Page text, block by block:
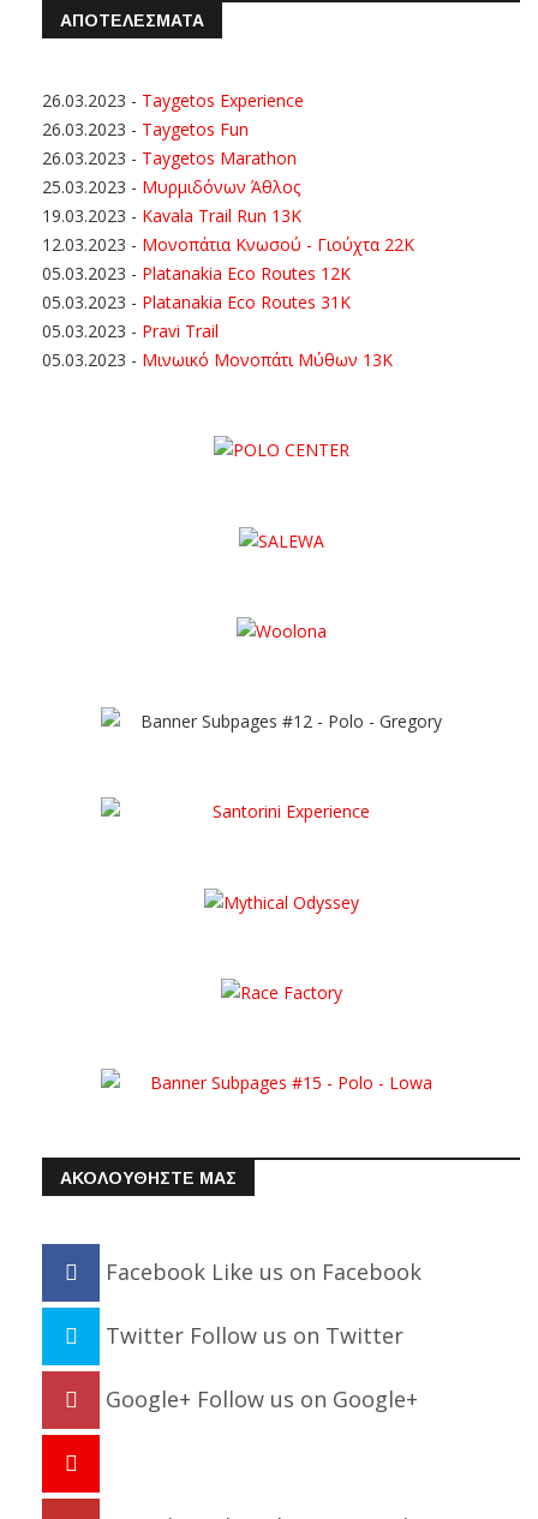
ΑΠΟΤΕΛΕΣΜΑΤΑ
26.03.2023 - Taygetos Experience
26.03.2023 - Taygetos Fun
26.03.2023 - Taygetos Marathon
25.03.2023 - Μυρμιδόνων Άθλος
19.03.2023 - Kavala Trail Run 13K
12.03.2023 - Μονοπάτια Κνωσού - Γιούχτα 22Κ
05.03.2023 - Platanakia Eco Routes 12K
05.03.2023 - Platanakia Eco Routes 31K
05.03.2023 - Pravi Trail
05.03.2023 - Μινωικό Μονοπάτι Μύθων 13Κ
ΑΚΟΛΟΥΘΗΣΤΕ ΜΑΣ
Facebook Like us on Facebook
Twitter Follow us on Twitter
Google+ Follow us on Google+